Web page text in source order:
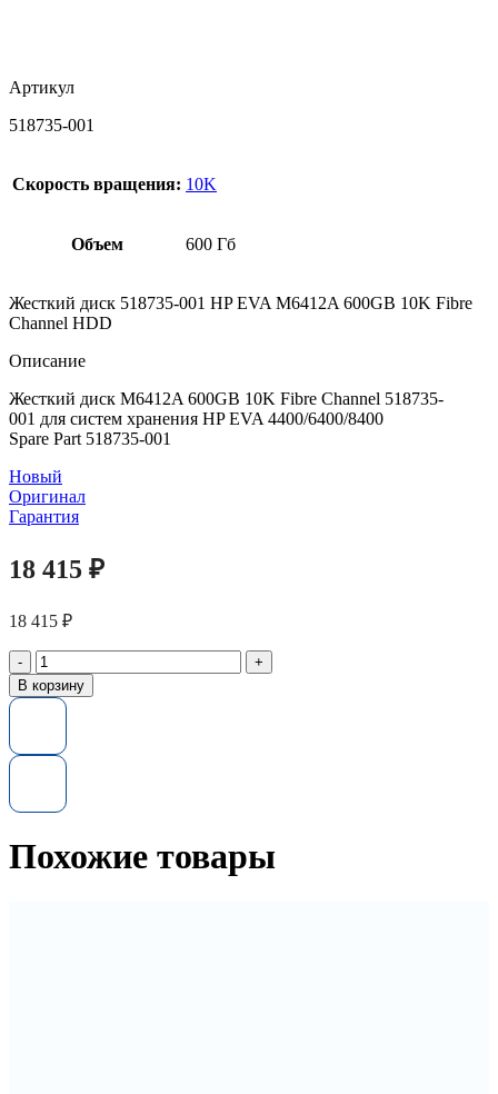
Артикул
518735-001
Скорость вращения: 10K
Объем 600 Гб
Жесткий диск 518735-001 HP EVA M6412A 600GB 10K Fibre
Channel HDD
Описание
Жесткий диск M6412A 600GB 10K Fibre Channel 518735-
001 для систем хранения HP EVA 4400/6400/8400
Spare Part 518735-001
Новый
Оригинал
Гарантия
18 415 ₽
18 415 ₽
Количество
товара
Жесткий
001
EVA
M6412A
10K
В корзину
Похожие товары